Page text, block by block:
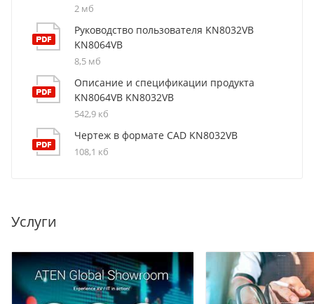
2 мб
Руководство пользователя KN8032VB
KN8064VB
8,5 мб
Описание и спецификации продукта
KN8064VB KN8032VB
542,9 кб
Чертеж в формате CAD KN8032VB
108,1 кб
Услуги